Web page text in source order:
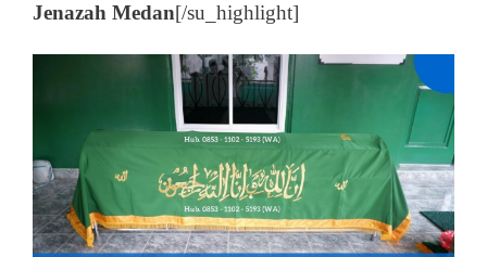
Jenazah Medan[/su_highlight]